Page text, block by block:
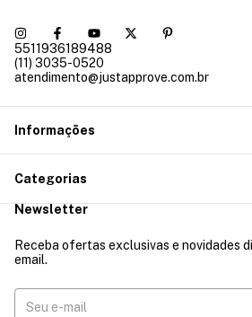
5511936189488
(11) 3035-0520
atendimento@justapprove.com.br
Informações
Categorias
Newsletter
Receba ofertas exclusivas e novidades
email.